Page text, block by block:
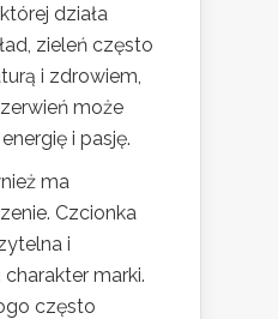
działa
zieleń często
i zdrowiem,
może
i pasję.
ma
Czcionka
i
marki.
często